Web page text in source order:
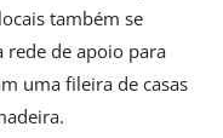
também se
rede de apoio para
uma fileira de casas